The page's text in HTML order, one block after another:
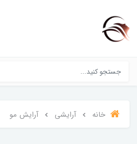
خانه آرایشی آرایش مو